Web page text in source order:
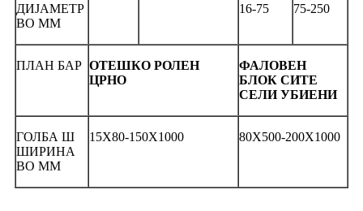
ДИЈАМЕТР
ВО ММ
16-75 75-250
ПЛАН БАР OTЕШКО РОЛЕН
ЦРНО
ФАЛОВЕН
БЛОК СИТЕ
СЕЛИ УБИЕНИ
ГОЛБА Ш
ШИРИНА
ВО ММ
15X80-150X1000 80X500-200X1000